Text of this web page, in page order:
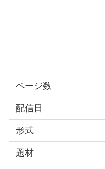
ページ数
配信日
形式
題材